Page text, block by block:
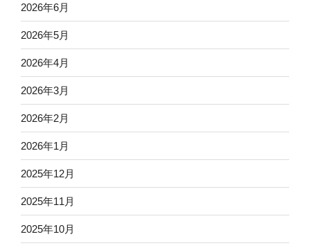
2026年6月
2026年5月
2026年4月
2026年3月
2026年2月
2026年1月
2025年12月
2025年11月
2025年10月